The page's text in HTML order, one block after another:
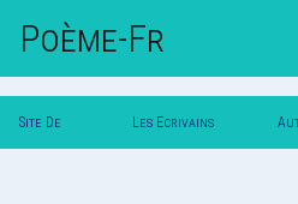
Poème-Fr
Site De Les Ecrivains